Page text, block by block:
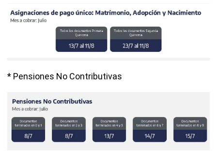
* Pensiones No Contributivas